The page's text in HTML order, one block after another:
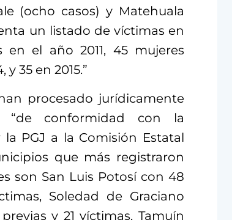
(ocho casos) y Matehuala
un listado de víctimas en
el año 2011, 45 mujeres
y 35 en 2015.”
procesado jurídicamente
“de conformidad con la
PGJ a la Comisión Estatal
que más registraron
son San Luis Potosí con 48
Soledad de Graciano
y 21 víctimas, Tamuín